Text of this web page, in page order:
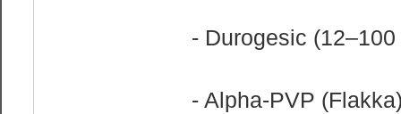
- Durogesic (12–100
- Alpha-PVP